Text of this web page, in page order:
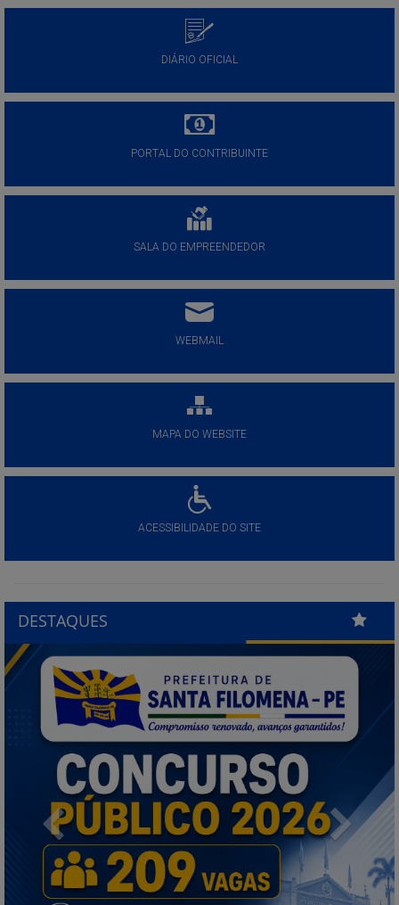
DIÁRIO OFICIAL
PORTAL DO CONTRIBUINTE
SALA DO EMPREENDEDOR
WEBMAIL
MAPA DO WEBSITE
ACESSIBILIDADE DO SITE
DESTAQUES
Previous Next